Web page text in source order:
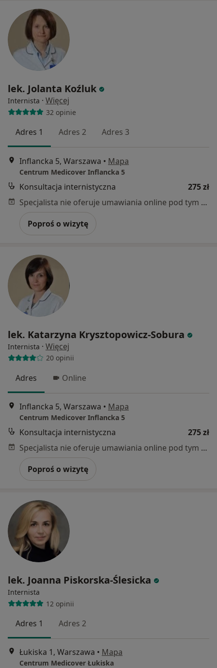
lek. Jolanta Koźluk
Internista · Więcej
32 opinie
Adres 1 Adres 2 Adres 3
Inflancka 5, Warszawa • Mapa
Centrum Medicover Inflancka 5
Konsultacja internistyczna
275 zł
Specjalista nie oferuje umawiania online pod tym adresem.
Poproś o wizytę
lek. Katarzyna Krysztopowicz-Sobura
Internista · Więcej
20 opinii
Adres Online
Inflancka 5, Warszawa • Mapa
Centrum Medicover Inflancka 5
Konsultacja internistyczna
275 zł
Specjalista nie oferuje umawiania online pod tym adresem.
Poproś o wizytę
lek. Joanna Piskorska-Ślesicka
Internista
12 opinii
Adres 1 Adres 2
Łukiska 1, Warszawa • Mapa
Centrum Medicover Łukiska